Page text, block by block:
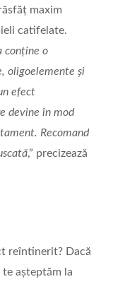
maxim
catifelate.
conține o
oligoelemente și
efect
devine în mod
Recomand
,” precizează
reîntinerit? Dacă
așteptăm la